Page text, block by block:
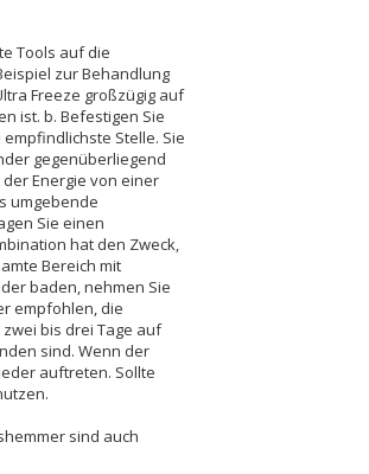
Tools auf die
zur Behandlung
Freeze großzügig auf
ist. b. Befestigen Sie
Stelle. Sie
gegenüberliegend
Energie von einer
umgebende
Sie einen
hat den Zweck,
Bereich mit
baden, nehmen Sie
empfohlen, die
bis drei Tage auf
sind. Wenn der
auftreten. Sollte
sind auch